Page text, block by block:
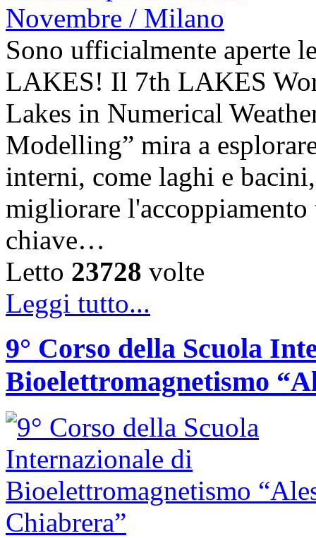
Sono ufficialmente aperte
LAKES! Il 7th LAKES
Lakes in Numerical
Modelling” mira a
interni, come laghi e
migliorare l'accoppiamento
chiave…
Letto 23728 volte
Leggi tutto...
9° Corso della Scuola
Bioelettromagnetismo